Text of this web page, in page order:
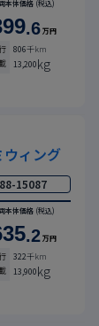
本体価格 (税込)
.6万円
806千km
13,200kg
ィング
15087
本体価格 (税込)
.2万円
322千km
13,900kg